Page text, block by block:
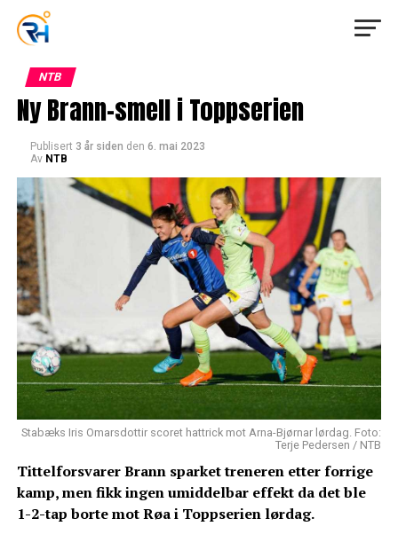
NTB
Ny Brann-smell i Toppserien
Publisert 3 år siden den 6. mai 2023
Av NTB
Stabæks Iris Omarsdottir scoret hattrick mot Arna-Bjørnar lørdag. Foto:
Terje Pedersen / NTB
Tittelforsvarer Brann sparket treneren etter forrige
kamp, men fikk ingen umiddelbar effekt da det ble
1-2-tap borte mot Røa i Toppserien lørdag.